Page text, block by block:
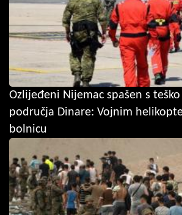
Ozlijeđeni Nijemac spašen s
područja Dinare: Vojnim
bolnicu